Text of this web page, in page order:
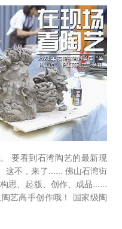
要看到石湾陶艺的最新现
这不，来了...... 佛山石湾街
思、起版、创作、成品......
艺高手创作哦！ 国家级陶